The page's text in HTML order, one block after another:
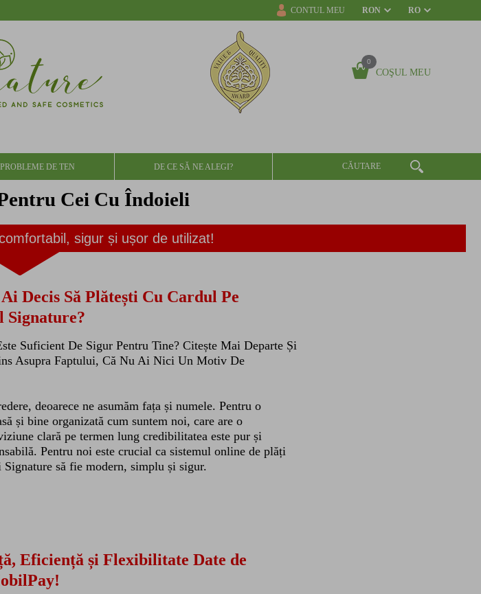
CONTUL MEU RON RO
0
COŞUL MEU
PROBLEME DE TEN DE CE SĂ NE ALEGI?
Cei Cu Îndoieli
sigur și ușor de utilizat!
Decis Să Plătești Cu Cardul Pe
Signature?
Suficient De Sigur Pentru Tine? Citește Mai Departe Și
Asupra Faptului, Că Nu Ai Nici Un Motiv De
deoarece ne asumăm fața și numele. Pentru o
și bine organizată cum suntem noi, care are o
clară pe termen lung credibilitatea este pur și
Pentru noi este crucial ca sistemul online de plăți
Signature să fie modern, simplu și sigur.
Eficiență și Flexibilitate Date de